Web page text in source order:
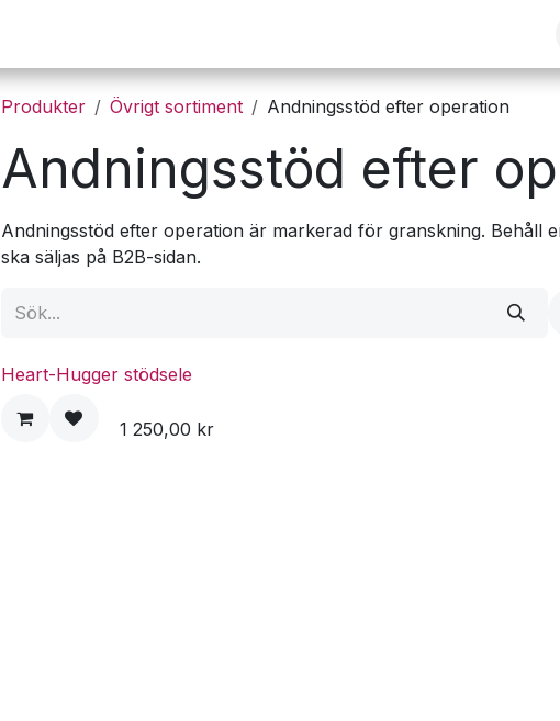
Produkter Övrigt sortiment Andningsstöd efter operation
Andningsstöd efter
Andningsstöd efter operation är markerad för granskning. Behåll
ska säljas på B2B-sidan.
Heart-Hugger stödsele
1 250,00 kr